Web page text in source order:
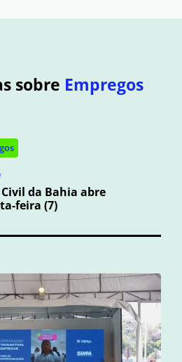
sobre Empregos
da Bahia abre
feira (7)